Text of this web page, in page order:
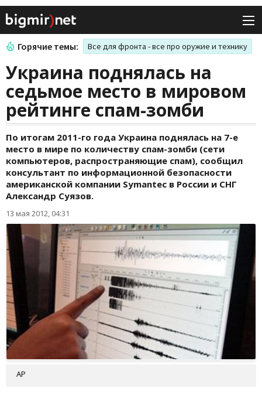
Горячие темы: Все для фронта - все про оружие и технику
Украина поднялась на
седьмое место в мировом
рейтинге спам-зомби
По итогам 2011-го года Украина поднялась на 7-е
место в мире по количеству спам-зомби (сети
компьютеров, распространяющие спам), сообщил
консультант по информационной безопасности
американской компании Symantec в России и СНГ
Александр Суязов.
13 мая 2012, 04:31
АР